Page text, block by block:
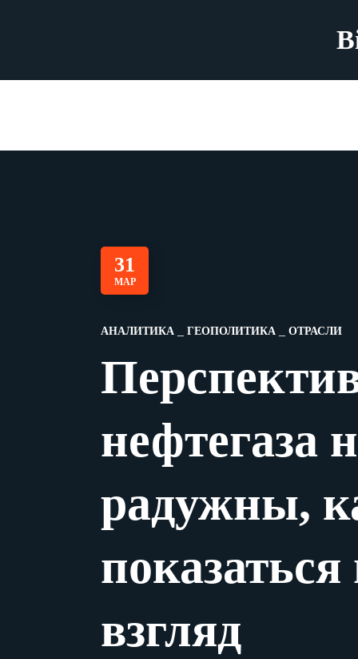
31
МАР
АНАЛИТИКА ГЕОПОЛИТИКА ОТРАСЛИ
нефтегаза
радужны,
взгляд